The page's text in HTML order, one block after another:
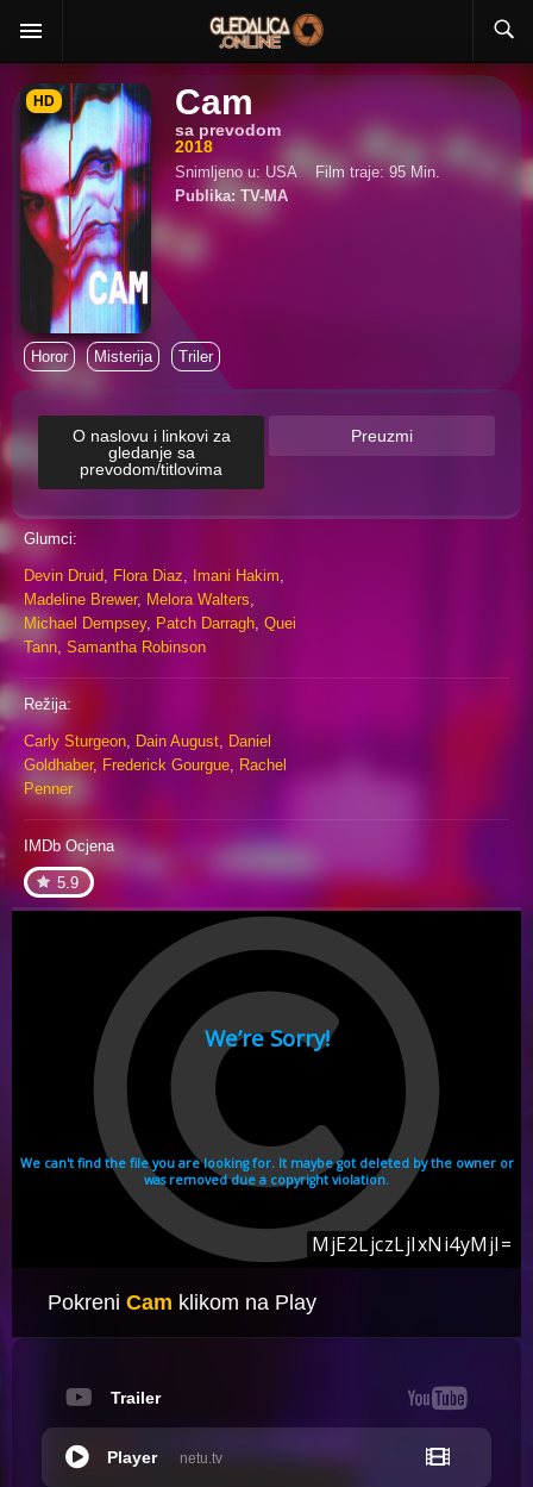
HD Cam
sa prevodom
2018
Snimljeno u: USA
Film traje: 95 Min.
Publika: TV-MA
Horor Misterija Triler
O naslovu i linkovi za
gledanje sa
prevodom/titlovima
Preuzmi
Glumci:
Devin Druid, Flora Diaz, Imani Hakim,
Madeline Brewer, Melora Walters,
Michael Dempsey, Patch Darragh, Quei
Tann, Samantha Robinson
Režija:
Carly Sturgeon, Dain August, Daniel
Goldhaber, Frederick Gourgue, Rachel
Penner
IMDb Ocjena
5.9
Pokreni Cam klikom na Play
Trailer
netu.tv
Player